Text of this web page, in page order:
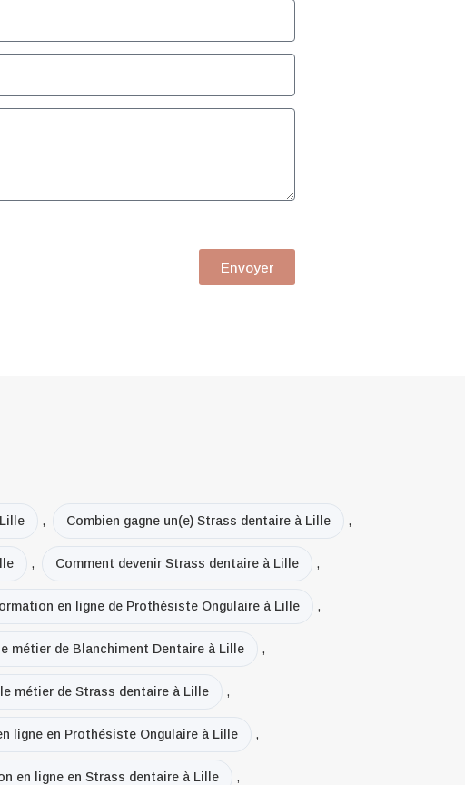
Envoyer
, Combien gagne un(e) Strass dentaire à Lille ,
, Comment devenir Strass dentaire à Lille ,
en ligne de Prothésiste Ongulaire à Lille ,
métier de Blanchiment Dentaire à Lille ,
métier de Strass dentaire à Lille ,
ligne en Prothésiste Ongulaire à Lille ,
en ligne en Strass dentaire à Lille ,